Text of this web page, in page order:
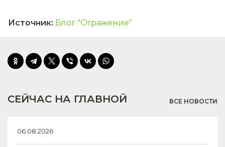
Источник: Блог "Отражение"
СЕЙЧАС НА ГЛАВНОЙ ВСЕ НОВОСТИ
06.08.2026